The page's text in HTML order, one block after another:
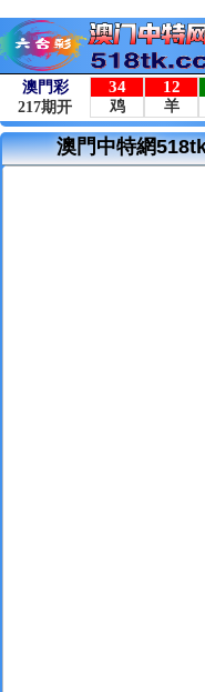
澳門中特網